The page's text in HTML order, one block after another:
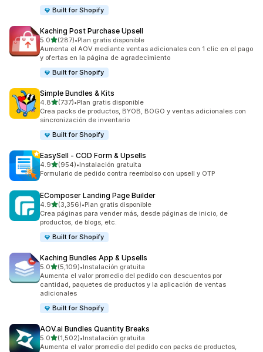
Built for Shopify
Kaching Post Purchase Upsell
5.0de 5 estrellas
(287)
287 reseñas en total
•Plan gratis disponible
Aumenta el AOV mediante ventas adicionales con 1 clic en el pago
y ofertas en la página de agradecimiento
Built for Shopify
Simple Bundles & Kits
4.8de 5 estrellas
(737)
737 reseñas en total
•Plan gratis disponible
Crea packs de productos, BYOB, BOGO y ventas adicionales con
sincronización de inventario
Built for Shopify
EasySell ‑ COD Form & Upsells
4.9de 5 estrellas
(954)
954 reseñas en total
•Instalación gratuita
Formulario de pedido contra reembolso con upsell y OTP
EComposer Landing Page Builder
4.9de 5 estrellas
(3,356)
3356 reseñas en total
•Plan gratis disponible
Crea páginas para vender más, desde páginas de inicio, de
productos, de blogs, etc.
Built for Shopify
Kaching Bundles App & Upsells
5.0de 5 estrellas
(5,109)
5109 reseñas en total
•Instalación gratuita
Aumenta el valor promedio del pedido con descuentos por
cantidad, paquetes de productos y la aplicación de ventas
adicionales
Built for Shopify
AOV.ai Bundles Quantity Breaks
5.0de 5 estrellas
(1,502)
1502 reseñas en total
•Instalación gratuita
Aumenta el valor promedio del pedido con packs de productos,